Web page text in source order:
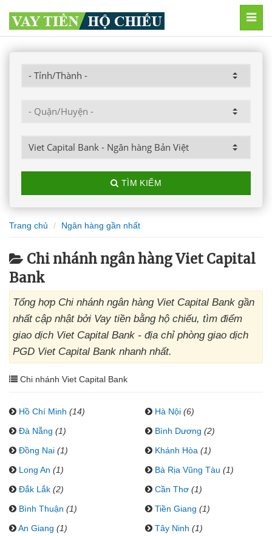
TÌM KIẾM
Trang chủ Ngân hàng gần nhất
Chi nhánh ngân hàng Viet Capital
Bank
Tổng hợp Chi nhánh ngân hàng Viet Capital Bank gần
nhất cập nhật bởi Vay tiền bằng hộ chiếu, tìm điểm
giao dịch Viet Capital Bank - địa chỉ phòng giao dịch
PGD Viet Capital Bank nhanh nhất.
Chi nhánh Viet Capital Bank
Hồ Chí Minh (14) Hà Nội (6)
Đà Nẵng (1) Bình Dương (2)
Đồng Nai (1) Khánh Hòa (1)
Long An (1) Bà Rịa Vũng Tàu (1)
Đắk Lắk (2) Cần Thơ (1)
Bình Thuận (1) Tiền Giang (1)
An Giang (1) Tây Ninh (1)